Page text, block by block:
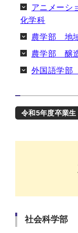
アニメーシ
化学科
農学部 地
農学部 醸
外国語学
令和5年度卒業生
社会科学部